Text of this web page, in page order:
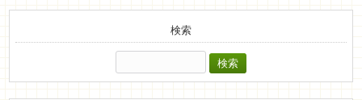
検索
索: